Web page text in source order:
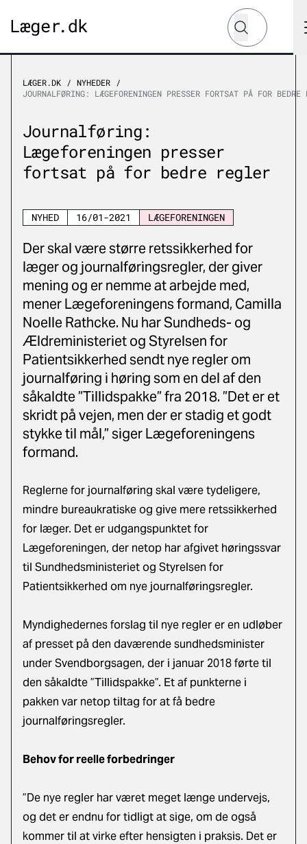
Hvad leder du
Søg
LÆGER.DK
NYHEDER
JOURNALFØRING: LÆGEFORENINGEN PRESSER FORTSAT PÅ FOR BEDRE
Journalføring:
Lægeforeningen presser
fortsat på for bedre regler
NYHED 16/01-2021 LÆGEFORENINGEN
Der skal være større retssikkerhed for
læger og journalføringsregler, der giver
mening og er nemme at arbejde med,
mener Lægeforeningens formand, Camilla
Noelle Rathcke. Nu har Sundheds- og
Ældreministeriet og Styrelsen for
Patientsikkerhed sendt nye regler om
journalføring i høring som en del af den
såkaldte ”Tillidspakke” fra 2018. ”Det er et
skridt på vejen, men der er stadig et godt
stykke til mål,” siger Lægeforeningens
formand.
Reglerne for journalføring skal være tydeligere,
mindre bureaukratiske og give mere retssikkerhed
for læger. Det er udgangspunktet for
Lægeforeningen, der netop har afgivet høringssvar
til Sundhedsministeriet og Styrelsen for
Patientsikkerhed om nye journalføringsregler.
Myndighedernes forslag til nye regler er en udløber
af presset på den daværende sundhedsminister
under Svendborgsagen, der i januar 2018 førte til
den såkaldte ”Tillidspakke”. Et af punkterne i
pakken var netop tiltag for at få bedre
journalføringsregler.
Behov for reelle forbedringer
”De nye regler har været meget længe undervejs,
og det er endnu for tidligt at sige, om de også
kommer til at virke efter hensigten i praksis. Det er